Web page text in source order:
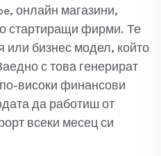
онлайн магазини,
стартиращи фирми. Те
или бизнес модел, който
с това генерират
високи финансови
да работиш от
всеки месец си